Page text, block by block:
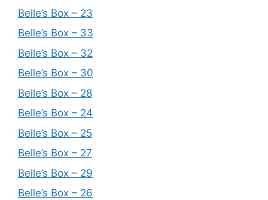
Belle’s Box – 23
Belle’s Box – 33
Belle’s Box – 32
Belle’s Box – 30
Belle’s Box – 28
Belle’s Box – 24
Belle’s Box – 25
Belle’s Box – 27
Belle’s Box – 29
Belle’s Box – 26